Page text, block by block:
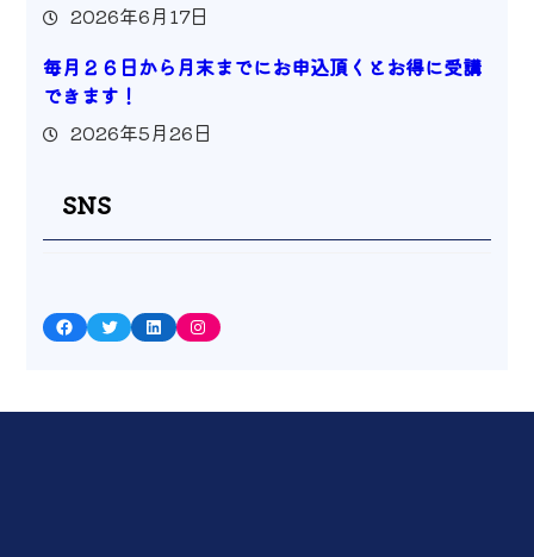
2026年6月17日
毎月２６日から月末までにお申込頂くとお得に受講
できます！
2026年5月26日
SNS
Facebook Twitter LinkedIn Instagram